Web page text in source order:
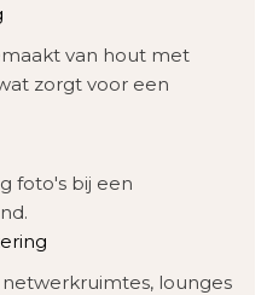
van hout met
zorgt voor een
foto's bij een
lounges